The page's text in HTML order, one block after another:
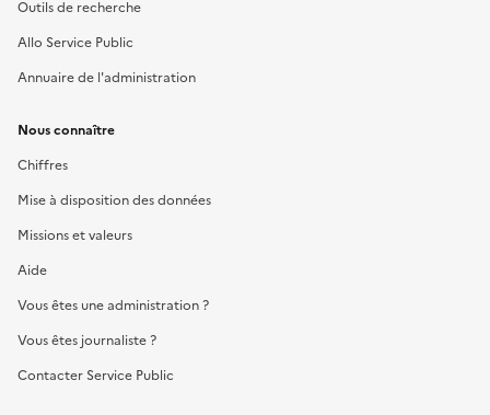
Outils de recherche
Allo Service Public
Annuaire de l'administration
Nous connaître
Chiffres
Mise à disposition des données
Missions et valeurs
Aide
Vous êtes une administration ?
Vous êtes journaliste ?
Contacter Service Public